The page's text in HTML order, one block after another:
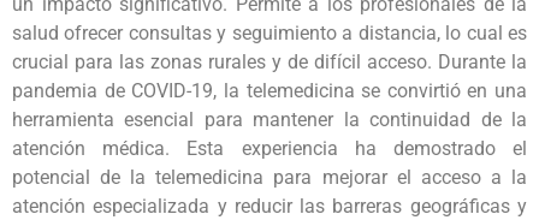
un impacto significativo. Permite a los profesionales de la
salud ofrecer consultas y seguimiento a distancia, lo cual es
crucial para las zonas rurales y de difícil acceso. Durante la
pandemia de COVID-19, la telemedicina se convirtió en una
herramienta esencial para mantener la continuidad de la
atención médica. Esta experiencia ha demostrado el
potencial de la telemedicina para mejorar el acceso a la
atención especializada y reducir las barreras geográficas y